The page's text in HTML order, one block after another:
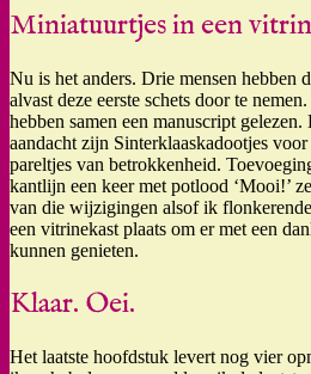
Miniatuurtjes in een
Nu is het anders. Drie mensen hebben
alvast deze eerste schets door te
hebben samen een manuscript
aandacht zijn Sinterklaaskadootjes
pareltjes van betrokkenheid.
kantlijn een keer met potlood ‘Mooi!’
van die wijzigingen alsof ik
een vitrinekast plaats om er met een
kunnen genieten.
Klaar. Oei.
Het laatste hoofdstuk levert nog vier